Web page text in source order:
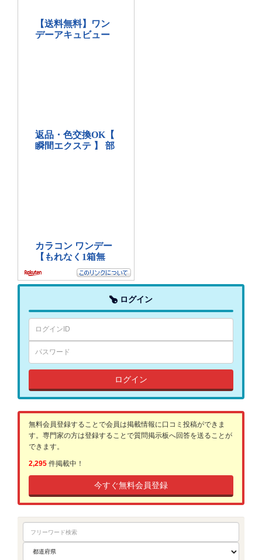
ログイン
ログイン
無料会員登録することで会員は掲載情報に口コミ投稿ができま
す。専門家の方は登録することで質問掲示板へ回答を送ることが
できます。
2,295 件掲載中！
今すぐ無料会員登録